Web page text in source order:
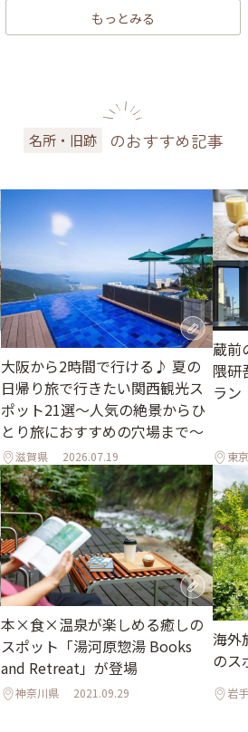
もっとみる
名所・旧跡 のおすすめ記事
大阪から2時間で行ける♪ 夏の
日帰り旅で行きたい関西観光ス
ポット21選～人気の絶景からひ
とり旅におすすめの穴場まで～
滋賀県 2026.07.19
蔵前
隈研
ラン
東
本×食×温泉が楽しめる癒しの
スポット「湯河原惣湯 Books
and Retreat」が登場
神奈川県 2021.09.29
海外
のス
岩